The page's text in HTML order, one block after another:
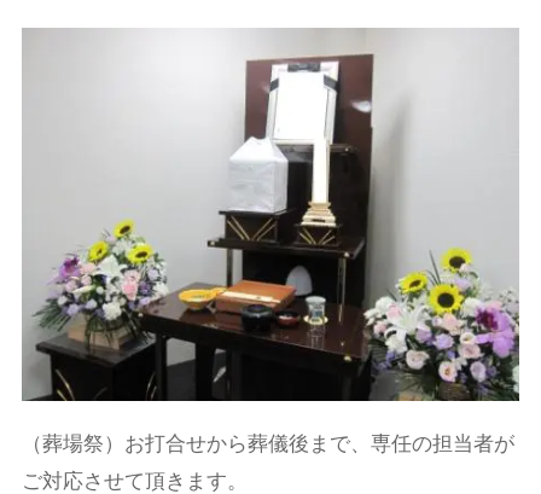
（葬場祭）お打合せから葬儀後まで、専任の担当者が
ご対応させて頂きます。